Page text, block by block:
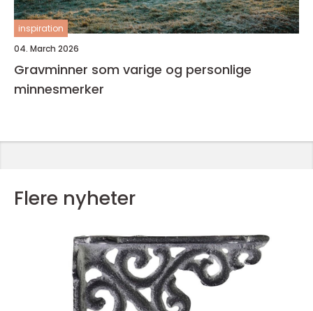
inspiration
04. March 2026
Gravminner som varige og personlige
minnesmerker
Flere nyheter